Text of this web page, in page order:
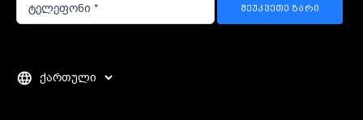
ᲨᲔᲣᲙᲕᲔᲗᲔ ᲖᲐᲠᲘ
Choose
a